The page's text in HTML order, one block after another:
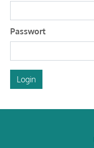
Passwort
Login